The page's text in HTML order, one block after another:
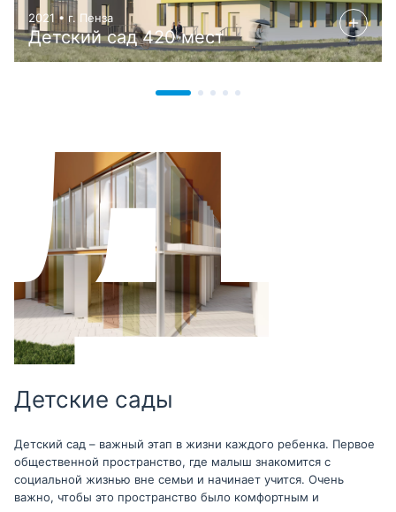
2021 • г. Пенза
Детский сад 420 мест
Детские сады
Детский сад – важный этап в жизни каждого ребенка. Первое
общественной пространство, где малыш знакомится с
социальной жизнью вне семьи и начинает учится. Очень
важно, чтобы это пространство было комфортным и